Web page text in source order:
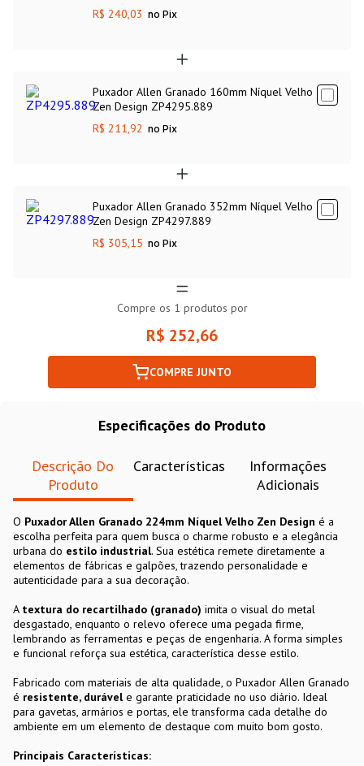
R$ 240,03 no Pix
Puxador Allen Granado 160mm Níquel Velho
Zen Design ZP4295.889
R$ 211,92 no Pix
Puxador Allen Granado 352mm Níquel Velho
Zen Design ZP4297.889
R$ 305,15 no Pix
Compre os 1 produtos por
R$ 252,66
COMPRE JUNTO
Especificações do Produto
Descrição Do
Produto
Características
Informações
Adicionais
O Puxador Allen Granado 224mm Níquel Velho Zen Design é a
escolha perfeita para quem busca o charme robusto e a elegância
urbana do estilo industrial. Sua estética remete diretamente a
elementos de fábricas e galpões, trazendo personalidade e
autenticidade para a sua decoração.
A textura do recartilhado (granado) imita o visual do metal
desgastado, enquanto o relevo oferece uma pegada firme,
lembrando as ferramentas e peças de engenharia. A forma simples
e funcional reforça sua estética, característica desse estilo.
Fabricado com materiais de alta qualidade, o Puxador Allen Granado
é resistente, durávele garante praticidade no uso diário. Ideal
para gavetas, armários e portas, ele transforma cada detalhe do
ambiente em um elemento de destaque com muito bom gosto.
Principais Características: